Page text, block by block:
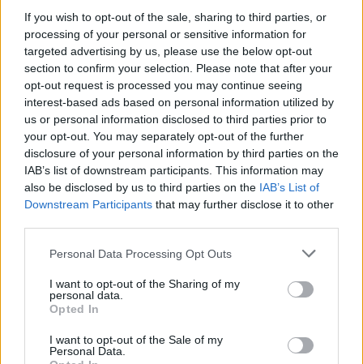
If you wish to opt-out of the sale, sharing to third parties, or
processing of your personal or sensitive information for
targeted advertising by us, please use the below opt-out
section to confirm your selection. Please note that after your
opt-out request is processed you may continue seeing
interest-based ads based on personal information utilized by
us or personal information disclosed to third parties prior to
your opt-out. You may separately opt-out of the further
disclosure of your personal information by third parties on the
IAB’s list of downstream participants. This information may
also be disclosed by us to third parties on the IAB’s List of
Downstream Participants that may further disclose it to other
Personal Data Processing Opt Outs
I want to opt-out of the Sharing of my
personal data.
Opted In
I want to opt-out of the Sale of my
Personal Data.
115,01 € 209,10 €
- +
Séria/Značka:
FULDA
Hmotnosť:
215 cm
Druh pneumatiky: